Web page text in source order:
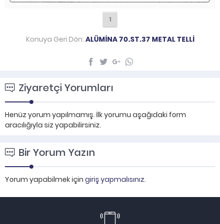
1
Konuya Geri Dön: ALÜMİNA 70.ST.37 METAL TELLİ
Ziyaretçi Yorumları
Henüz yorum yapılmamış. İlk yorumu aşağıdaki form
aracılığıyla siz yapabilirsiniz.
Bir Yorum Yazın
Yorum yapabilmek için giriş yapmalısınız.